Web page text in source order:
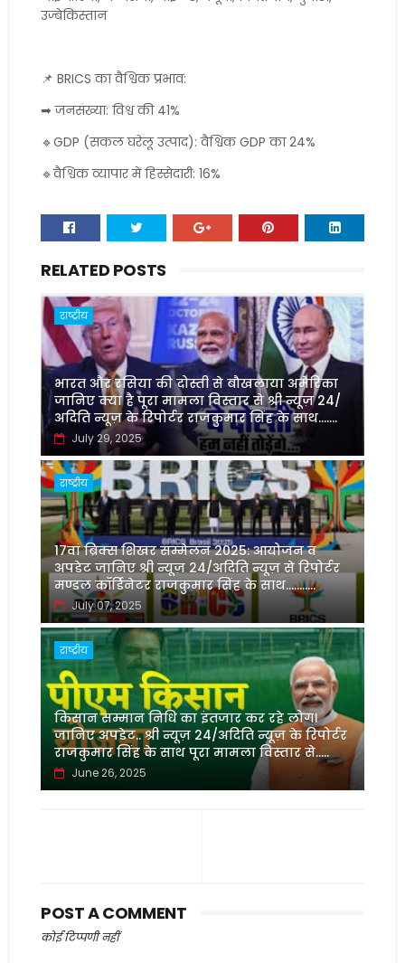
उज्बेकिस्तान
📌 BRICS का वैश्विक प्रभाव:
➡ जनसंख्या: विश्व की 41%
🔹GDP (सकल घरेलू उत्पाद): वैश्विक GDP का 24%
🔹वैश्विक व्यापार में हिस्सेदारी: 16%
RELATED POSTS
राष्ट्रीय
भारत और रसिया की दोस्ती से बौखलाया अमेरिका
जानिए क्या है पूरा मामला विस्तार से श्री न्यूज़ 24/
अदिति न्यूज़ के रिपोर्टर राजकुमार सिंह के साथ.......
July 29, 2025
राष्ट्रीय
17वां ब्रिक्स शिखर सम्मेलन 2025: आयोजन व
अपडेट जानिए श्री न्यूज़ 24/अदिति न्यूज़ से रिपोर्टर
मण्डल कॉर्डिनेटर राजकुमार सिंह के साथ...........
July 07, 2025
राष्ट्रीय
किसान सम्मान निधि का इंतजार कर रहे लोग।
जानिए अपडेट.. श्री न्यूज़ 24/अदिति न्यूज़ के रिपोर्टर
राजकुमार सिंह के साथ पूरा मामला विस्तार से.....
June 26, 2025
POST A COMMENT
कोई टिप्पणी नहीं